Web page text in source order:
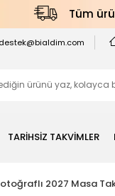
Tüm
destek@bialdim.com
TARİHSİZ TAKVİMLER
2027 Masa